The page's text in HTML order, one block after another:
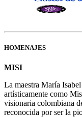
HOMENAJES
MISI
La maestra María
artísticamente como
visionaria colombiana
reconocida por ser la